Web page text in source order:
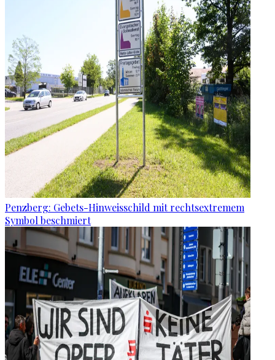
Penzberg: Gebets-Hinweisschild mit rechtsextremem
Symbol beschmiert